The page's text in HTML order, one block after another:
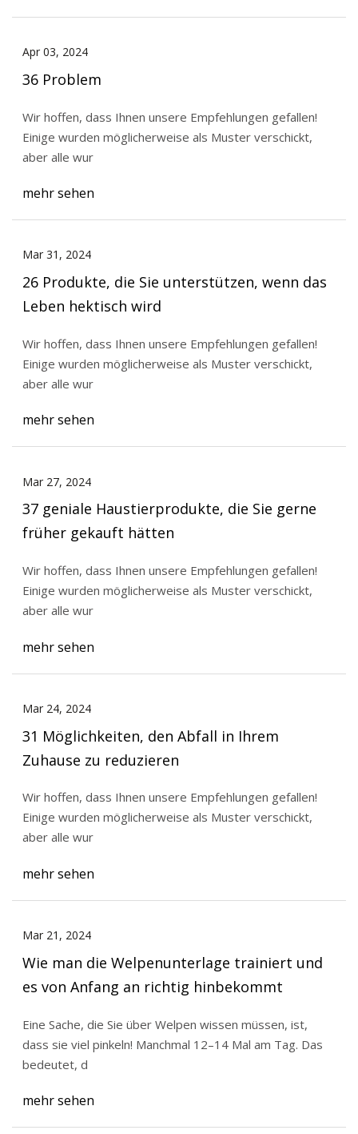
Apr 03, 2024
36 Problem
Wir hoffen, dass Ihnen unsere Empfehlungen gefallen!
Einige wurden möglicherweise als Muster verschickt,
aber alle wur
mehr sehen
Mar 31, 2024
26 Produkte, die Sie unterstützen, wenn das
Leben hektisch wird
Wir hoffen, dass Ihnen unsere Empfehlungen gefallen!
Einige wurden möglicherweise als Muster verschickt,
aber alle wur
mehr sehen
Mar 27, 2024
37 geniale Haustierprodukte, die Sie gerne
früher gekauft hätten
Wir hoffen, dass Ihnen unsere Empfehlungen gefallen!
Einige wurden möglicherweise als Muster verschickt,
aber alle wur
mehr sehen
Mar 24, 2024
31 Möglichkeiten, den Abfall in Ihrem
Zuhause zu reduzieren
Wir hoffen, dass Ihnen unsere Empfehlungen gefallen!
Einige wurden möglicherweise als Muster verschickt,
aber alle wur
mehr sehen
Mar 21, 2024
Wie man die Welpenunterlage trainiert und
es von Anfang an richtig hinbekommt
Eine Sache, die Sie über Welpen wissen müssen, ist,
dass sie viel pinkeln! Manchmal 12–14 Mal am Tag. Das
bedeutet, d
mehr sehen